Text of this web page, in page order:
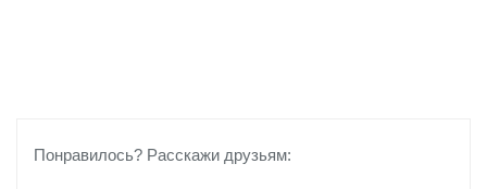
Понравилось? Расскажи друзьям: